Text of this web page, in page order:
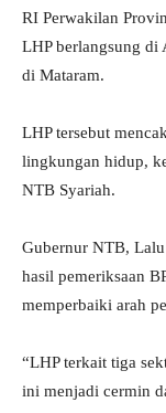
RI Perwakilan
LHP berlangsung di
di Mataram.
LHP tersebut
lingkungan hidup,
NTB Syariah.
Gubernur NTB,
hasil pemeriksaan
memperbaiki arah
“LHP terkait tiga
ini menjadi cermin